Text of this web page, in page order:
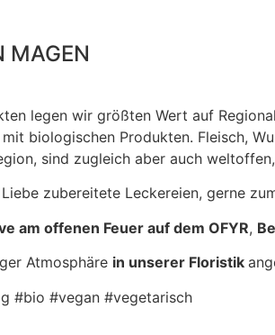
MAGEN
legen wir größten Wert auf
biologischen Produkten. Fleisch,
sind zugleich aber auch
zubereitete Leckereien, gerne
am offenen Feuer auf dem OFYR,
Atmosphäre in unserer Floristik
#bio #vegan #vegetarisch